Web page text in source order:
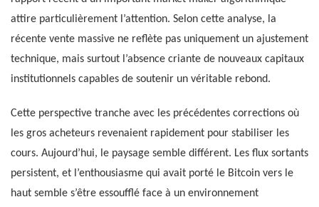
attire particulièrement l’attention. Selon cette analyse, la
récente vente massive ne reflète pas uniquement un ajustement
technique, mais surtout l’absence criante de nouveaux capitaux
institutionnels capables de soutenir un véritable rebond.
Cette perspective tranche avec les précédentes corrections où
les gros acheteurs revenaient rapidement pour stabiliser les
cours. Aujourd’hui, le paysage semble différent. Les flux sortants
persistent, et l’enthousiasme qui avait porté le Bitcoin vers le
haut semble s’être essoufflé face à un environnement